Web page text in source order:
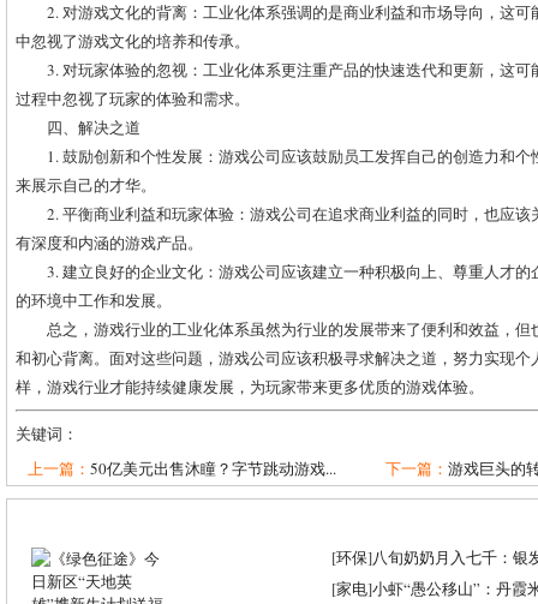
2. 对游戏文化的背离：工业化体系强调的是商业利益和市场导向，这
中忽视了游戏文化的培养和传承。
3. 对玩家体验的忽视：工业化体系更注重产品的快速迭代和更新，这
过程中忽视了玩家的体验和需求。
四、解决之道
1. 鼓励创新和个性发展：游戏公司应该鼓励员工发挥自己的创造力和
来展示自己的才华。
2. 平衡商业利益和玩家体验：游戏公司在追求商业利益的同时，也应
有深度和内涵的游戏产品。
3. 建立良好的企业文化：游戏公司应该建立一种积极向上、尊重人才
的环境中工作和发展。
总之，游戏行业的工业化体系虽然为行业的发展带来了便利和效益，
和初心背离。面对这些问题，游戏公司应该积极寻求解决之道，努力实现
样，游戏行业才能持续健康发展，为玩家带来更多优质的游戏体验。
关键词：
上一篇： 50亿美元出售沐瞳？字节跳动游戏... 下一篇： 游戏巨头的
[环保]八旬奶奶月入七千：银
[家电]小虾“愚公移山”：丹霞